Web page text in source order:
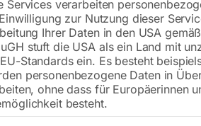
€ 84,00
inkl. MwSt. zzgl.
Lieferzeit:ca. 2 -
Services verarbeiten
zur Nutzung dieser
Ihrer Daten in den USA
stuft die USA als ein Land mit
Standards ein. Es besteht
personenbezogene Daten in
ohne dass für Europäerinnen
besteht.